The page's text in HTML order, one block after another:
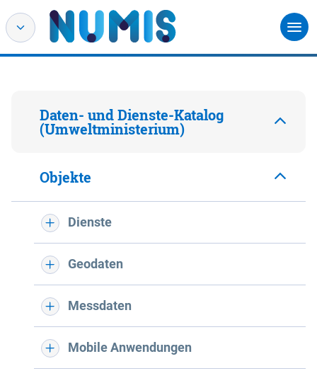
Daten- und Dienste-Katalog
(Umweltministerium)
Objekte
Dienste
Geodaten
Messdaten
Mobile Anwendungen